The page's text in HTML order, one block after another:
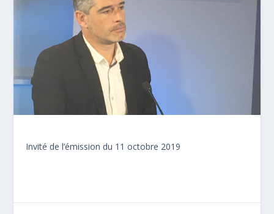
Invité de l’émission du 11 octobre 2019